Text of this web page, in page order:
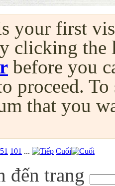
your first
clicking the
before you
proceed.
that you
51 101 ... Cuối
đến trang